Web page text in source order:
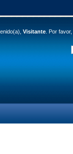
Visitante. Por favor,